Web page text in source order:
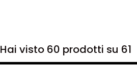
Hai visto 60 prodotti su 61